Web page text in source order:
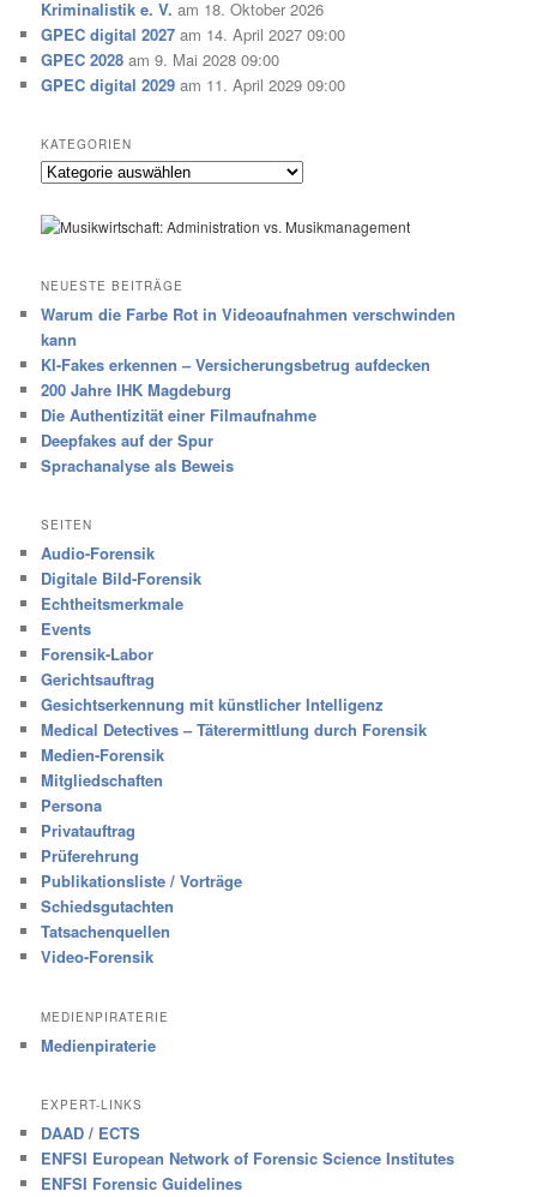
Kriminalistik e. V. am 18. Oktober 2026
GPEC digital 2027 am 14. April 2027 09:00
GPEC 2028 am 9. Mai 2028 09:00
GPEC digital 2029 am 11. April 2029 09:00
KATEGORIEN
Kategorien
NEUESTE BEITRÄGE
Warum die Farbe Rot in Videoaufnahmen verschwinden
kann
KI-Fakes erkennen – Versicherungsbetrug aufdecken
200 Jahre IHK Magdeburg
Die Authentizität einer Filmaufnahme
Deepfakes auf der Spur
Sprachanalyse als Beweis
SEITEN
Audio-Forensik
Digitale Bild-Forensik
Echtheitsmerkmale
Events
Forensik-Labor
Gerichtsauftrag
Gesichtserkennung mit künstlicher Intelligenz
Medical Detectives – Täterermittlung durch Forensik
Medien-Forensik
Mitgliedschaften
Persona
Privatauftrag
Prüferehrung
Publikationsliste / Vorträge
Schiedsgutachten
Tatsachenquellen
Video-Forensik
MEDIENPIRATERIE
Medienpiraterie
EXPERT-LINKS
DAAD / ECTS
ENFSI European Network of Forensic Science Institutes
ENFSI Forensic Guidelines